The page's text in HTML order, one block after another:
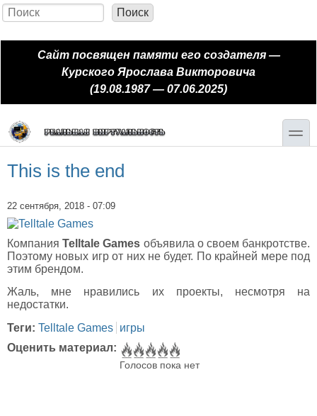
Перейти к основному содержанию
Skip to search
Форма поиска
Поиск
Сайт посвящен памяти его создателя —
Курского Ярослава Викторовича
(19.08.1987 — 07.06.2025)
toggle
This is the end
22 сентября, 2018 - 07:09
КомпанияTelltale Games объявила о своем банкротстве.
Поэтому новых игр от них не будет. По крайней мере под
этим брендом.
Жаль, мне нравились их проекты, несмотря на
недостатки.
Теги: Telltale Games игры
Оценить материал:
Голосов пока нет